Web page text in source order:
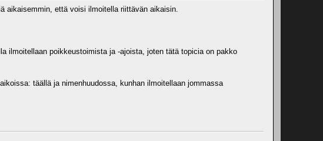
aikaisemmin, että voisi ilmoitella riittävän aikaisin.
ilmoitellaan poikkeustoimista ja -ajoista, joten tätä topicia on pakko
täällä ja nimenhuudossa, kunhan ilmoitellaan jommassa